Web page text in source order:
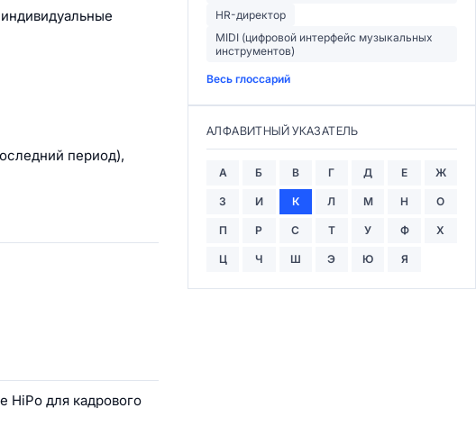
период),
HiPo для кадрового
HR-директор
MIDI (цифровой интерфейс музыкальных
инструментов)
Весь глоссарий
АЛФАВИТНЫЙ УКАЗАТЕЛЬ
А Б В Г Д Е Ж
З И К Л М Н О
П Р С Т У Ф Х
Ц Ч Ш Э Ю Я